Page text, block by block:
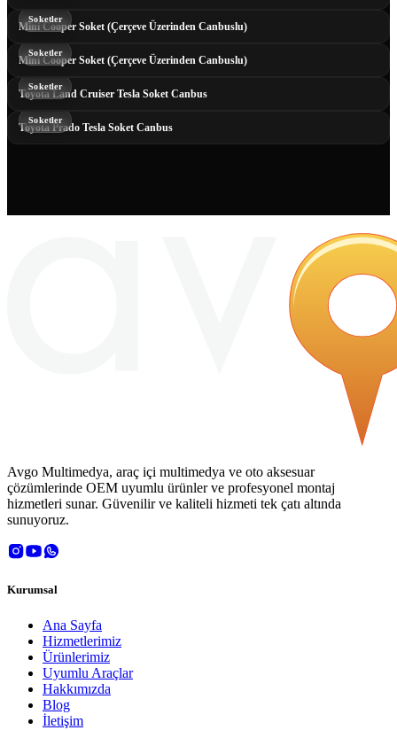
Mini Cooper Soket (Çerçeve Üzerinden Canbuslu)
Soketler
Mini Cooper Soket (Çerçeve Üzerinden Canbuslu)
Soketler
Toyota Land Cruiser Tesla Soket Canbus
Soketler
Toyota Prado Tesla Soket Canbus
Soketler
Avgo Multimedya, araç içi multimedya ve oto aksesuar
çözümlerinde OEM uyumlu ürünler ve profesyonel montaj
hizmetleri sunar. Güvenilir ve kaliteli hizmeti tek çatı altında
sunuyoruz.
Kurumsal
Ana Sayfa
Hizmetlerimiz
Ürünlerimiz
Uyumlu Araçlar
Hakkımızda
Blog
İletişim